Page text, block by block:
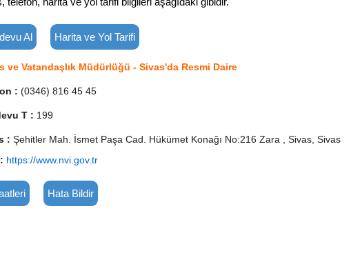
Al Harita ve Yol Tarifi
ve Vatandaşlık Müdürlüğü - Sivas'da Resmi Daire
: (0346) 816 45 45
T : 199
: Şehitler Mah. İsmet Paşa Cad. Hükümet Konağı No:216 Zara , Sivas, Sivas
https://www.nvi.gov.tr
Hata Bildir